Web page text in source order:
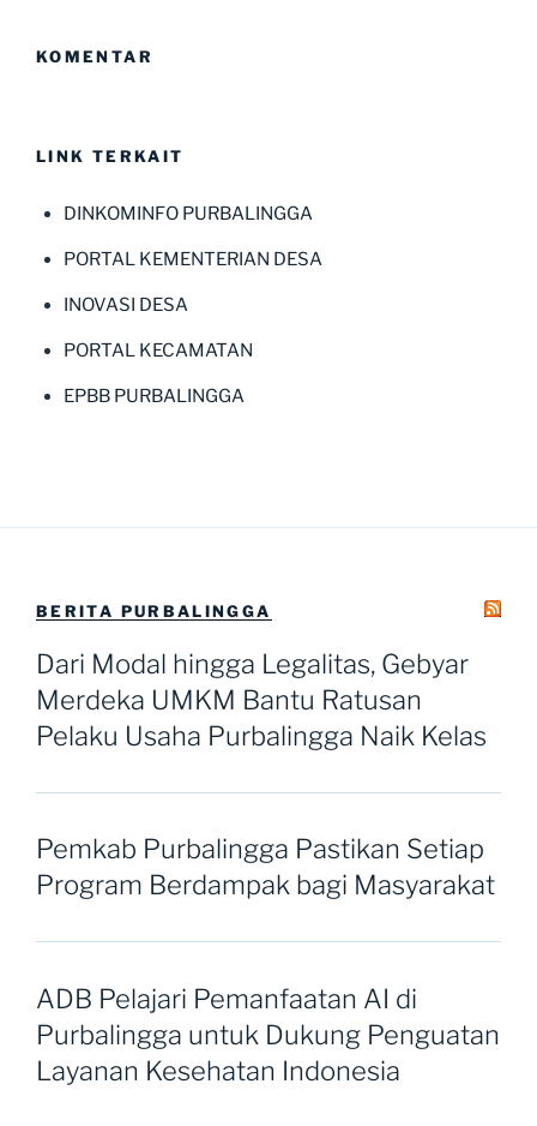
KOMENTAR
LINK TERKAIT
DINKOMINFO PURBALINGGA
PORTAL KEMENTERIAN DESA
INOVASI DESA
PORTAL KECAMATAN
EPBB PURBALINGGA
BERITA PURBALINGGA
Dari Modal hingga Legalitas, Gebyar
Merdeka UMKM Bantu Ratusan
Pelaku Usaha Purbalingga Naik Kelas
Pemkab Purbalingga Pastikan Setiap
Program Berdampak bagi Masyarakat
ADB Pelajari Pemanfaatan AI di
Purbalingga untuk Dukung Penguatan
Layanan Kesehatan Indonesia